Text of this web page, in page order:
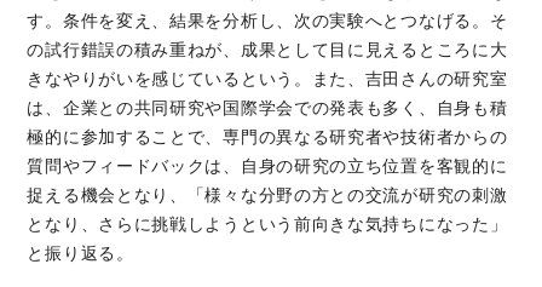
す。条件を変え、結果を分析し、次の実験へとつなげる。そ
の試行錯誤の積み重ねが、成果として目に見えるところに大
きなやりがいを感じているという。また、吉田さんの研究室
は、企業との共同研究や国際学会での発表も多く、自身も積
極的に参加することで、専門の異なる研究者や技術者からの
質問やフィードバックは、自身の研究の立ち位置を客観的に
捉える機会となり、「様々な分野の方との交流が研究の刺激
となり、さらに挑戦しようという前向きな気持ちになった」
と振り返る。